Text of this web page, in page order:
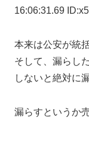
16:06:31.69
本来は公安が統
そして、漏らし
しないと絶対に
漏らすというか